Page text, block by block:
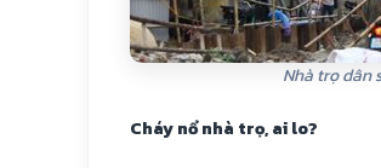
Nhà trọ dân
Cháy nổ nhà trọ, ai lo?